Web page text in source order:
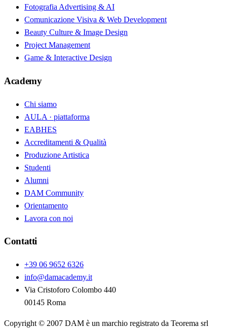
Fotografia Advertising & AI
Comunicazione Visiva & Web Development
Beauty Culture & Image Design
Project Management
Game & Interactive Design
Academy
Chi siamo
AULA · piattaforma
EABHES
Accreditamenti & Qualità
Produzione Artistica
Studenti
Alumni
DAM Community
Orientamento
Lavora con noi
Contatti
+39 06 9652 6326
info@damacademy.it
Via Cristoforo Colombo 440
00145 Roma
Copyright © 2007 DAM è un marchio registrato da Teorema srl